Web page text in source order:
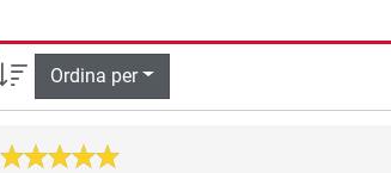
Ordina per